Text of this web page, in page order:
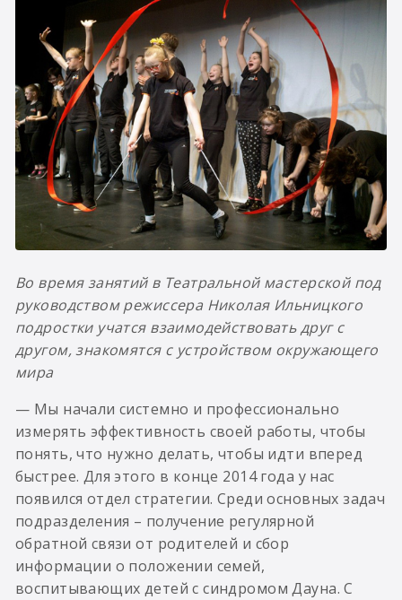
Во время занятий в Театральной мастерской под
руководством режиссера Николая Ильницкого
подростки учатся взаимодействовать друг с
другом, знакомятся с устройством окружающего
мира
— Мы начали системно и профессионально
измерять эффективность своей работы, чтобы
понять, что нужно делать, чтобы идти вперед
быстрее. Для этого в конце 2014 года у нас
появился отдел стратегии. Среди основных задач
подразделения – получение регулярной
обратной связи от родителей и сбор
информации о положении семей,
воспитывающих детей с синдромом Дауна. С